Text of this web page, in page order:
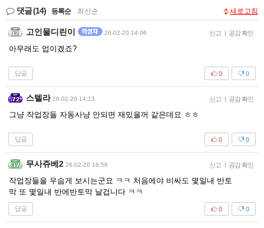
댓글(14) 등록순 최신순 새로고침
고인물디린이 26-02-20 14:06 신고 | 공감 확인
아무래도 업이겠죠?
답글 0
0
스텔라 26-02-20 14:13 신고 | 공감 확인
그냥 작업장들 자동사냥 안되면 재밌을꺼 같은데요 ㅎㅎ
답글 0
0
무사쥬베2 26-02-20 16:56 신고 | 공감 확인
작업장들을 우숩게 보시는군요 ㅋㅋ 처음에야 비싸도 몇일내 반토
막 또 몇일내 반에반토막 날겁니다 ㅋㅋ
답글 0
0